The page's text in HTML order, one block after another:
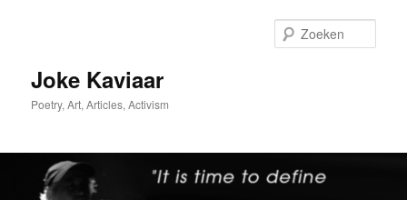
inhoud
inhoudJoke Kaviaar
Poetry, Art, Articles, Activism